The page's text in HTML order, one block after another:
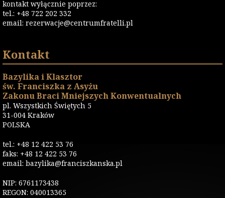
kontakt wyłącznie poprzez:
tel.: +48 722 202 332
email: rezerwacje@centrumfratelli.pl
Kontakt
Bazylika i Klasztor
św. Franciszka z Asyżu
Zakonu Braci Mniejszych Konwentualnych
pl. Wszystkich Świętych 5
31-004 Kraków
POLSKA
tel.: +48 12 422 53 76
faks: +48 12 422 53 76
email: bazylika@franciszkanska.pl
NIP: 6761173438
REGON: 040013365